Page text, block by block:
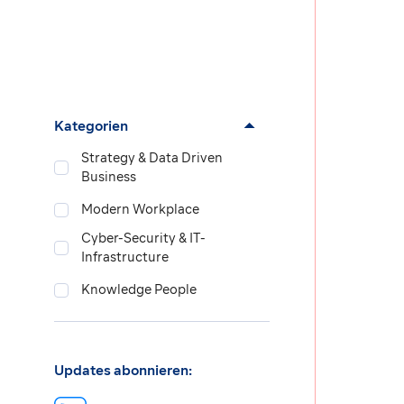
Kategorien
Strategy & Data Driven
Business
Modern Workplace
Cyber-Security & IT-
Infrastructure
Knowledge People
Updates abonnieren: